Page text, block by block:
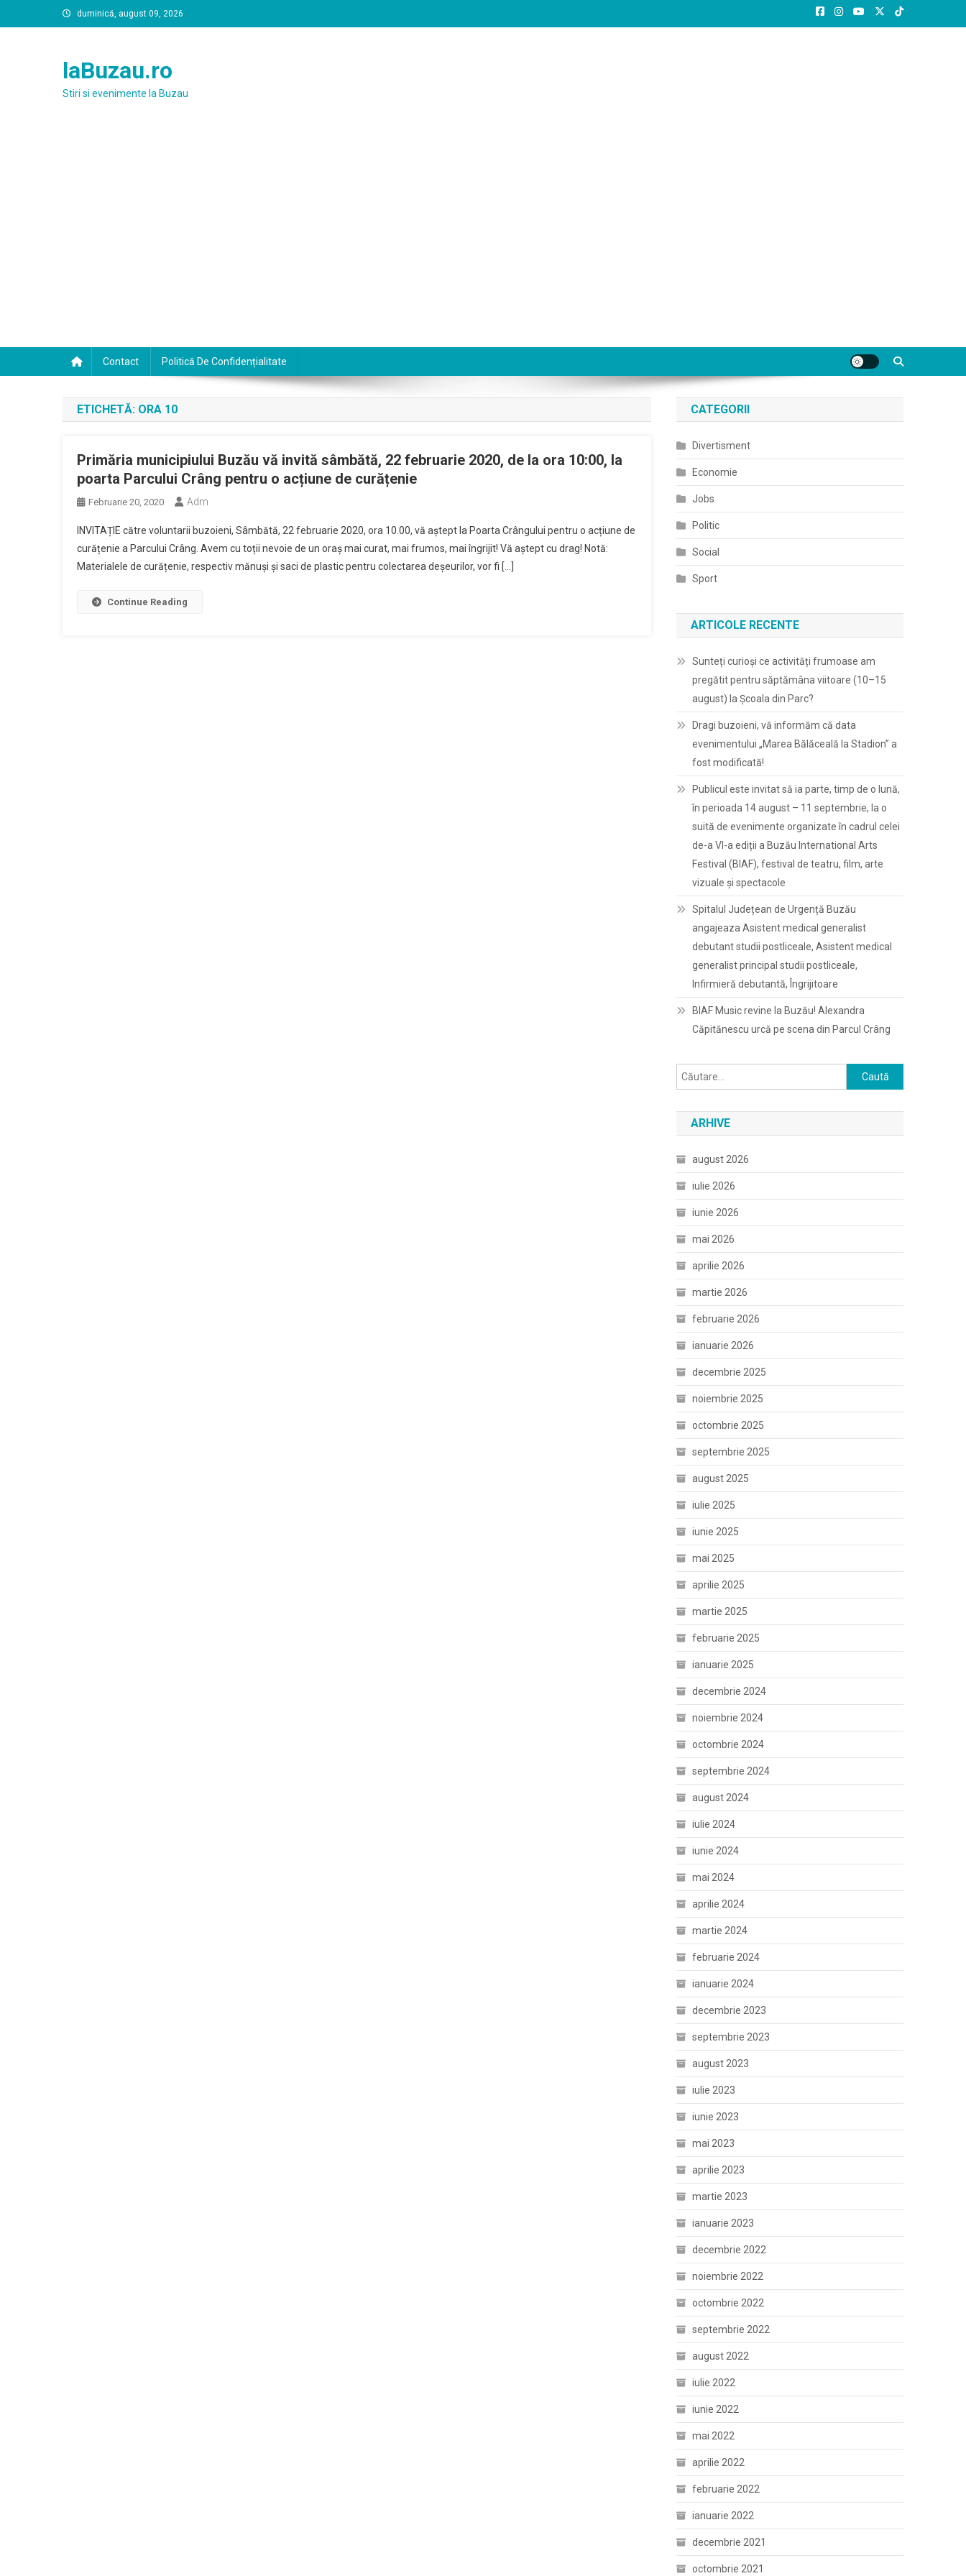
to
duminică, august 09, 2026
laBuzau.ro
Stiri si evenimente la Buzau
Contact Politică De Confidențialitate
ETICHETĂ: ORA 10
Primăria municipiului Buzău vă invită sâmbătă, 22 februarie 2020, de la ora 10:00, la
poarta Parcului Crâng pentru o acțiune de curățenie
Februarie 20, 2020 Adm
INVITAȚIE către voluntarii buzoieni, Sâmbătă, 22 februarie 2020, ora 10.00, vă aștept la Poarta Crângului pentru o acțiune de
curățenie a Parcului Crâng. Avem cu toții nevoie de un oraș mai curat, mai frumos, mai îngrijit! Vă aștept cu drag! Notă:
Materialele de curățenie, respectiv mănuși și saci de plastic pentru colectarea deșeurilor, vor fi […]
Continue Reading
CATEGORII
Divertisment
Economie
Jobs
Politic
Social
Sport
ARTICOLE RECENTE
Sunteți curioși ce activități frumoase am
pregătit pentru săptămâna viitoare (10–15
august) la Școala din Parc?
Dragi buzoieni, vă informăm că data
evenimentului „Marea Bălăceală la Stadion” a
fost modificată!
Publicul este invitat să ia parte, timp de o lună,
în perioada 14 august – 11 septembrie, la o
suită de evenimente organizate în cadrul celei
de-a VI-a ediții a Buzău International Arts
Festival (BIAF), festival de teatru, film, arte
vizuale și spectacole
Spitalul Județean de Urgență Buzău
angajeaza Asistent medical generalist
debutant studii postliceale, Asistent medical
generalist principal studii postliceale,
Infirmieră debutantă, Îngrijitoare
BIAF Music revine la Buzău! Alexandra
Căpitănescu urcă pe scena din Parcul Crâng
Caută
după:
ARHIVE
august 2026
iulie 2026
iunie 2026
mai 2026
aprilie 2026
martie 2026
februarie 2026
ianuarie 2026
decembrie 2025
noiembrie 2025
octombrie 2025
septembrie 2025
august 2025
iulie 2025
iunie 2025
mai 2025
aprilie 2025
martie 2025
februarie 2025
ianuarie 2025
decembrie 2024
noiembrie 2024
octombrie 2024
septembrie 2024
august 2024
iulie 2024
iunie 2024
mai 2024
aprilie 2024
martie 2024
februarie 2024
ianuarie 2024
decembrie 2023
septembrie 2023
august 2023
iulie 2023
iunie 2023
mai 2023
aprilie 2023
martie 2023
ianuarie 2023
decembrie 2022
noiembrie 2022
octombrie 2022
septembrie 2022
august 2022
iulie 2022
iunie 2022
mai 2022
aprilie 2022
februarie 2022
ianuarie 2022
decembrie 2021
octombrie 2021